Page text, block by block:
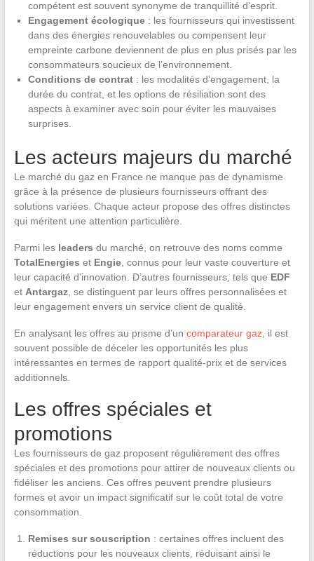
compétent est souvent synonyme de tranquillité d’esprit.
Engagement écologique: les fournisseurs qui investissent
dans des énergies renouvelables ou compensent leur
empreinte carbone deviennent de plus en plus prisés par les
consommateurs soucieux de l’environnement.
Conditions de contrat: les modalités d’engagement, la
durée du contrat, et les options de résiliation sont des
aspects à examiner avec soin pour éviter les mauvaises
surprises.
Les acteurs majeurs du marché
Le marché du gaz en France ne manque pas de dynamisme
grâce à la présence de plusieurs fournisseurs offrant des
solutions variées. Chaque acteur propose des offres distinctes
qui méritent une attention particulière.
Parmi les leaders du marché, on retrouve des noms comme
TotalEnergies et Engie, connus pour leur vaste couverture et
leur capacité d’innovation. D’autres fournisseurs, tels que EDF
et Antargaz, se distinguent par leurs offres personnalisées et
leur engagement envers un service client de qualité.
En analysant les offres au prisme d’un comparateur gaz, il est
souvent possible de déceler les opportunités les plus
intéressantes en termes de rapport qualité-prix et de services
additionnels.
Les offres spéciales et
promotions
Les fournisseurs de gaz proposent régulièrement des offres
spéciales et des promotions pour attirer de nouveaux clients ou
fidéliser les anciens. Ces offres peuvent prendre plusieurs
formes et avoir un impact significatif sur le coût total de votre
consommation.
Remises sur souscription : certaines offres incluent des
réductions pour les nouveaux clients, réduisant ainsi le